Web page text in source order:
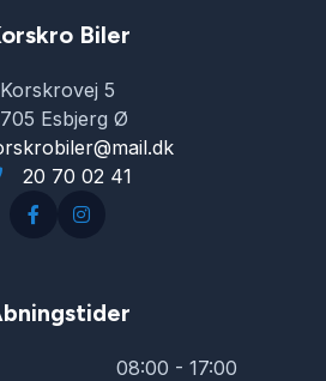
Biler
Korskrovej 5
Esbjerg Ø
20 70 02 41
08:00 - 17:00